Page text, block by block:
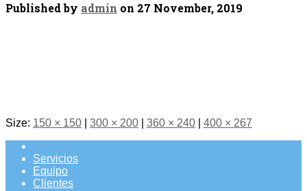
Published by admin on 27 November, 2019
Size: 150 × 150 300 × 200 360 × 240 400 × 267
Servicios
Equipo
Clientes